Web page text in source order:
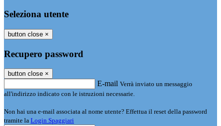
Seleziona utente
button close ×
Recupero password
button close ×
E-mail Verrà inviato un messaggio
all'indirizzo indicato con le istruzioni necessarie.
Non hai una e-mail associata al nome utente? Effettua il reset della password
tramite la Login Spaggiari